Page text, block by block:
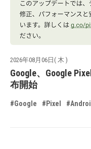
2026年08月06日( 木 )
Google、Google
布開始
#Google #Pixel